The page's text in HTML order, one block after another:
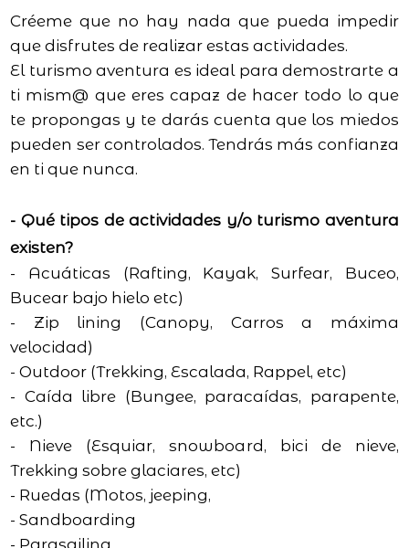
Créeme que no hay nada que pueda impedir
que disfrutes de realizar estas actividades.
El turismo aventura es ideal para demostrarte a
ti mism@ que eres capaz de hacer todo lo que
te propongas y te darás cuenta que los miedos
pueden ser controlados. Tendrás más confianza
en ti que nunca.
- Qué tipos de actividades y/o turismo aventura
existen?
- Acuáticas (Rafting, Kayak, Surfear, Buceo,
Bucear bajo hielo etc)
- Zip lining (Canopy, Carros a máxima
velocidad)
- Outdoor (Trekking, Escalada, Rappel, etc)
- Caída libre (Bungee, paracaídas, parapente,
etc.)
- Nieve (Esquiar, snowboard, bici de nieve,
Trekking sobre glaciares, etc)
- Ruedas (Motos, jeeping,
- Sandboarding